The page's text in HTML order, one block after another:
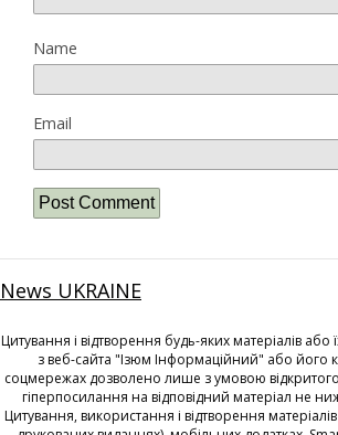
Name
Email
News UKRAINE
Цитування і відтворення будь-яких матеріалів або
з веб-сайта "Ізюм Інформаційний" або його
соцмережах дозволено лише з умовою
гіперпосилання на відповідний матеріал не
Цитування, використання і відтворення